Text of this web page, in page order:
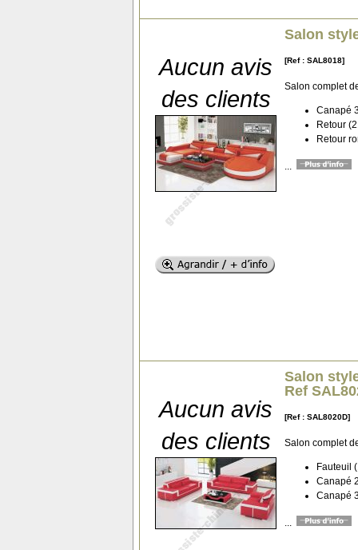
Aucun avis
des clients
Salon
[Ref : SAL8018]
Salon complet
Canapé
Retour
Retour
Aucun avis
des clients
Salon
Ref
[Ref : SAL8020D]
Salon complet
Fauteuil
Canapé
Canapé